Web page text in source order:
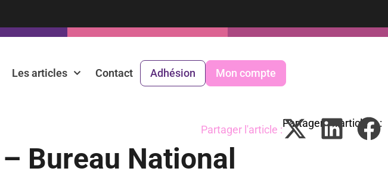
Les articles Contact Adhésion Mon compte
Partager l'article :
Bureau National